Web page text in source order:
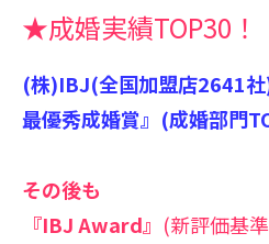
★成婚実績TOP30！
(株)IBJ(全国加盟店2641
最優秀成婚賞』(成婚部門
その後も
『IBJ Award』 (新評価基